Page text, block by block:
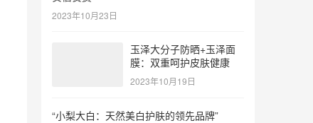
2023年10月23日
玉泽大分子防晒+玉泽面
膜：双重呵护皮肤健康
2023年10月19日
“小梨大白：天然美白护肤的领先品牌”